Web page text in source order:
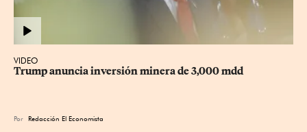
VIDEO
Trump anuncia inversión minera de 3,000 mdd
Por Redacción El Economista